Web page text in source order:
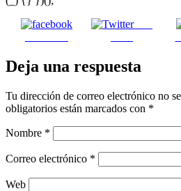
Post
Deja una respuesta
Tu dirección de correo electrónico no
obligatorios están marcados con *
Nombre *
Correo electrónico *
Web